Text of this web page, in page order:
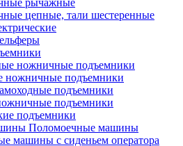
рычажные
цепные, тали шестеренные
ножничные подъемники
подъемники
подъемники
подъемники
Поломоечные машины